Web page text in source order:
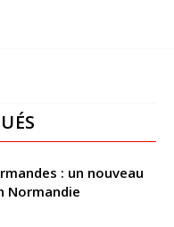
: un nouveau
Normandie